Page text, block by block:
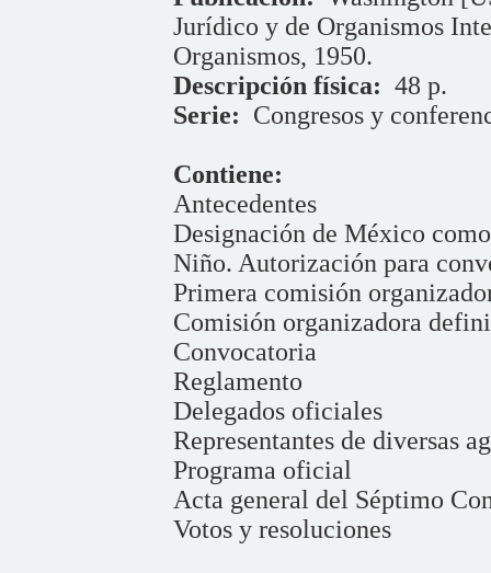
Jurídico y de Organismos
Organismos, 1950.
Descripción física: 48 p.
Serie: Congresos y
Contiene:
Antecedentes
Designación de México
Niño. Autorización para
Primera comisión
Comisión organizadora
Convocatoria
Reglamento
Delegados oficiales
Representantes de diversas
Programa oficial
Acta general del Séptimo
Votos y resoluciones